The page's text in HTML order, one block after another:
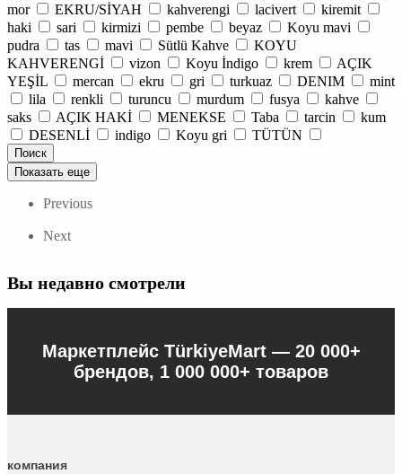
mor
EKRU/SİYAH kahverengi lacivert
kiremit
haki
sari kirmizi pembe beyaz
Koyu mavi
pudra
tas mavi Sütlü Kahve
KOYU
KAHVERENGİ
vizon Koyu İndigo krem
AÇIK
YEŞİL
mercan ekru gri turkuaz DENIM
mint
lila
renkli turuncu murdum fusya
kahve
saks
AÇIK HAKİ MENEKSE Taba tarcin
kum
DESENLİ
indigo Koyu gri TÜTÜN
Показать еще
Previous
Next
Вы недавно смотрели
Маркетплейс TürkiyeMart — 20 000+
брендов, 1 000 000+ товаров
компания